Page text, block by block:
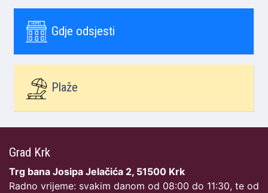
Gdje odsjesti
Plaže
Grad Krk
Trg bana Josipa Jelačića 2, 51500 Krk
Radno vrijeme: svakim danom od 08:00 do 11:30, te od